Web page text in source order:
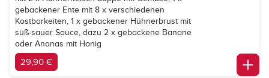
gebackener Ente mit 8 x verschiedenen
Kostbarkeiten, 1 x gebackener Hühnerbrust mit
süß-sauer Sauce, dazu 2 x gebackene Banane
oder Ananas mit Honig
29,90 €